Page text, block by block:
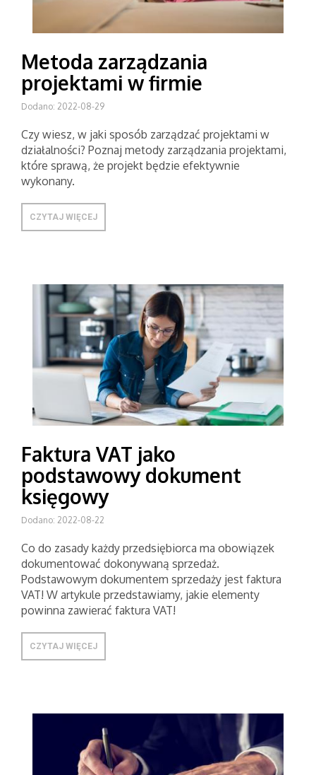
Metoda zarządzania
projektami w firmie
Dodano: 2022-08-29
Czy wiesz, w jaki sposób zarządzać projektami w
działalności? Poznaj metody zarządzania projektami,
które sprawą, że projekt będzie efektywnie
wykonany.
CZYTAJ WIĘCEJ
Faktura VAT jako
podstawowy dokument
księgowy
Dodano: 2022-08-22
Co do zasady każdy przedsiębiorca ma obowiązek
dokumentować dokonywaną sprzedaż.
Podstawowym dokumentem sprzedaży jest faktura
VAT! W artykule przedstawiamy, jakie elementy
powinna zawierać faktura VAT!
CZYTAJ WIĘCEJ